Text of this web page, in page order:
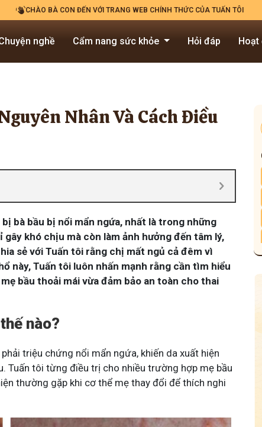
CHÀO BÀ CON ĐẾN VỚI TRANG WEB CHÍNH THỨC CỦA TUẤN TÔI
nghề Cẩm nang sức khỏe Hỏi đáp Hoạt
Nhân Và Cách Điều
bà bầu bị nổi mẩn ngứa, nhất là trong những
khó chịu mà còn làm ảnh hưởng đến tâm lý,
sẻ với Tuấn tôi rằng chị mất ngủ cả đêm vì
này, Tuấn tôi luôn nhấn mạnh rằng cần tìm hiểu
bầu thoải mái vừa đảm bảo an toàn cho thai
nào?
triệu chứng nổi mẩn ngứa, khiến da xuất hiện
Tuấn tôi từng điều trị cho nhiều trường hợp mẹ bầu
thường gặp khi cơ thể mẹ thay đổi để thích nghi